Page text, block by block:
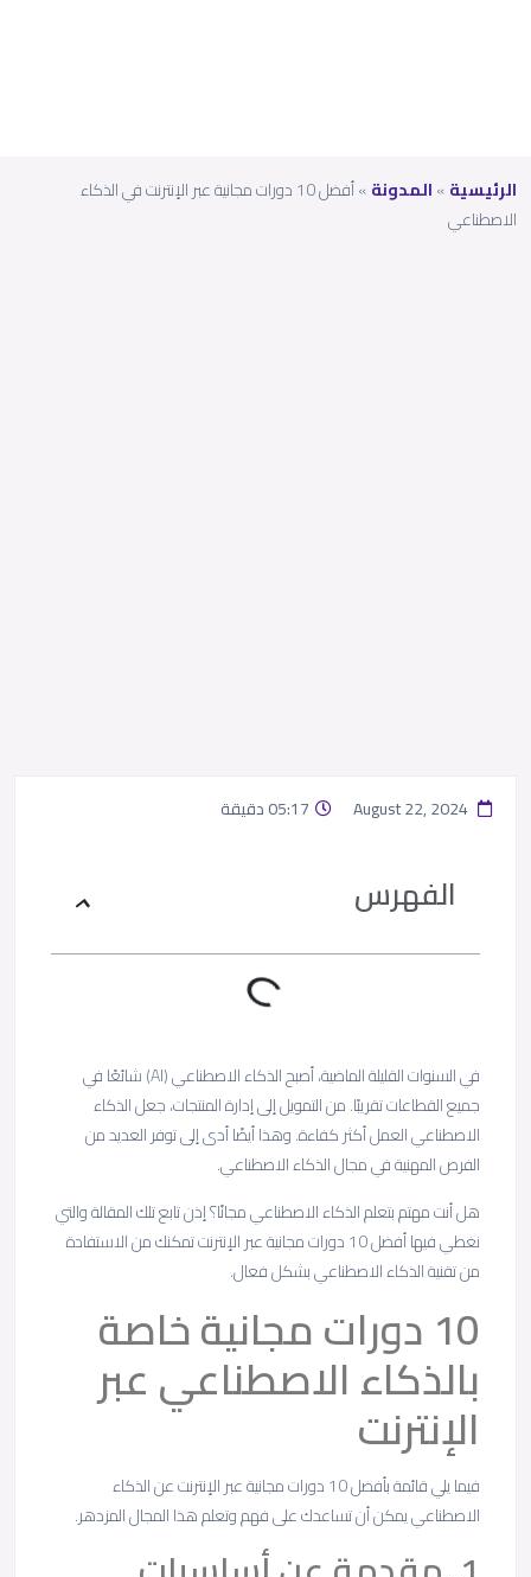
الرئيسية»المدونة»
أفضل 10 دورات مجانية عبر الإنترنت في الذكاء
الاصطناعي
05:17 دقيقة
الفهرس
في السنوات القليلة الماضية، أصبح الذكاء الاصطناعي (AI) شائعًا في
جميع القطاعات تقريبًا. من التمويل إلى إدارة المنتجات، جعل الذكاء
الاصطناعي العمل أكثر كفاءة. وهذا أيضًا أدى إلى توفر العديد من
الفرص المهنية في مجال الذكاء الاصطناعي.
هل أنت مهتم بتعلم الذكاء الاصطناعي مجانًا؟ إذن تابع تلك المقالة والتي
نغطي فيها أفضل 10 دورات مجانية عبر الإنترنت تمكنك من الاستفادة
من تقنية الذكاء الاصطناعي بشكل فعال.
10 دورات مجانية خاصة
بالذكاء الاصطناعي عبر
الإنترنت
فيما يلي قائمة بأفضل 10 دورات مجانية عبر الإنترنت عن الذكاء
الاصطناعي يمكن أن تساعدك على فهم وتعلم هذا المجال المزدهر.